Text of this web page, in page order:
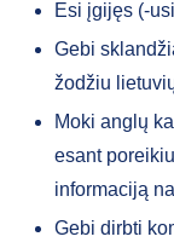
Esi įgijęs (-
Gebi
žodžiu
Moki anglų
esant
informaciją
Gebi dirbti